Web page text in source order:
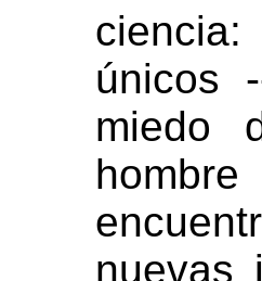
ciencia:
únicos
miedo
nuevas